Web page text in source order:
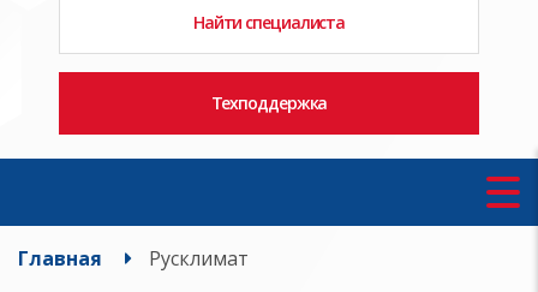
Найти специалиста
Техподдержка
Главная Русклимат